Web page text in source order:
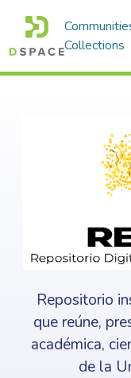
Collections
Repositorio
que reúne,
académica,
de la